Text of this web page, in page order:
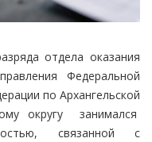
отдела оказания
Федеральной
по Архангельской
округу занимался
связанной с